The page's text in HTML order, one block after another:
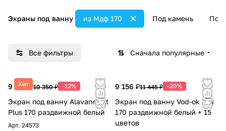
Экраны под ванну Под камень Под
из Мдф 170
Все фильтры Сначала популярные
Хит
9 108 ₽10 350 ₽ -12%
Экран под ванну Alavann Alt
Plus 170 раздвижной белый
Арт. 24573
9 156 ₽11 445 ₽ -20%
Экран под ванну Vod-ok Тач
170 раздвижной белый + 15
цветов